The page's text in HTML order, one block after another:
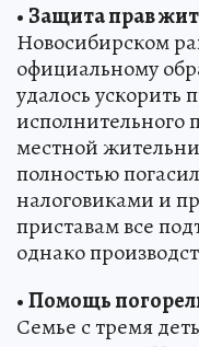
• Защита прав
Новосибирском
официальному
удалось ускорить
исполнительного
местной
полностью
налоговиками и
приставам все
однако
•Помощь
Семье с тремя